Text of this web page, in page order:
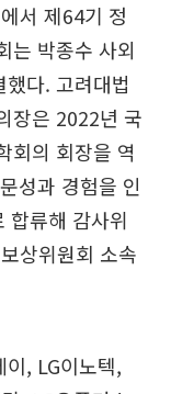
서 제64기 정
는 박종수 사외
다. 고려대법
장은 2022년 국
회의 회장을 역
성과 경험을 인
합류해 감사위
상위원회 소속
이, LG이노텍,